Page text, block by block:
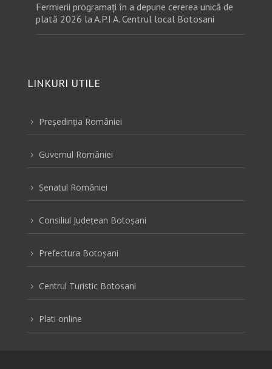
Fermierii programați în a depune cererea unică de
plată 2026 la A.P.I.A. Centrul local Botosani
LINKURI UTILE
5 Preşedinţia României
5 Guvernul României
5 Senatul României
5 Consiliul Judeţean Botoşani
5 Prefectura Botoşani
5 Centrul Turistic Botosani
5 Plati online